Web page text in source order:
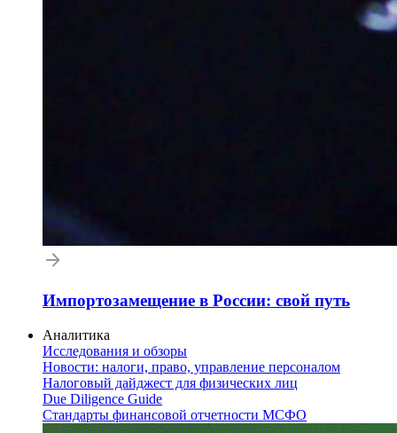
Импортозамещение в России: свой путь
Аналитика
Исследования и обзоры
Новости: налоги, право, управление персоналом
Налоговый дайджест для физических лиц
Due Diligence Guide
Стандарты финансовой отчетности МСФО